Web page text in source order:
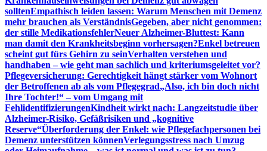
solltenEmpathisch leiden lassen: Warum Menschen mit Demenz
mehr brauchen als VerständnisGegeben, aber nicht genommen:
der stille MedikationsfehlerNeuer Alzheimer-Bluttest: Kann
man damit den Krankheitsbeginn vorhersagen?Enkel betreuen
scheint gut fürs Gehirn zu seinVerhalten verstehen und
handhaben – wie geht man sachlich und kriteriumsgeleitet vor?
Pflegeversicherung: Gerechtigkeit hängt stärker vom Wohnort
der Betroffenen ab als vom Pflegegrad„Also, ich bin doch nicht
Ihre Tochter!“ – vom Umgang mit
FehlidentifizierungenKindheit wirkt nach: Langzeitstudie über
Alzheimer-Risiko, Gefäßrisiken und „kognitive
Reserve“Überforderung der Enkel: wie Pflegefachpersonen bei
Demenz unterstützen könnenVerlegungsstress nach Umzug